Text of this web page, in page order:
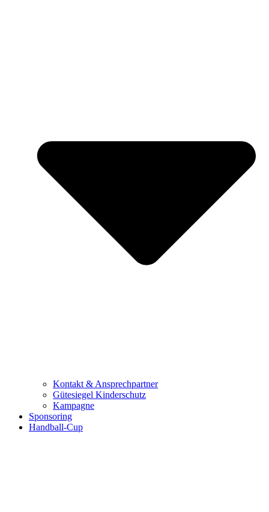
Kontakt & Ansprechpartner
Gütesiegel Kinderschutz
Kampagne
Sponsoring
Handball-Cup